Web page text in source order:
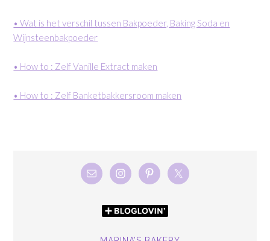
• Wat is het verschil tussen Bakpoeder, Baking Soda en
Wijnsteenbakpoeder
• How to : Zelf Vanille Extract maken
• How to : Zelf Banketbakkersroom maken